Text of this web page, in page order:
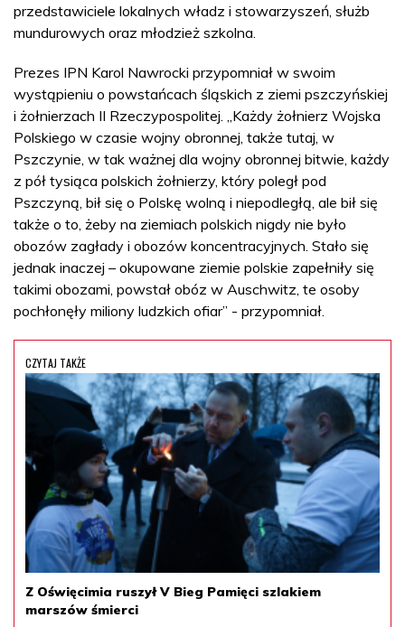
przedstawiciele lokalnych władz i stowarzyszeń, służb
mundurowych oraz młodzież szkolna.
Prezes IPN Karol Nawrocki przypomniał w swoim
wystąpieniu o powstańcach śląskich z ziemi pszczyńskiej
i żołnierzach II Rzeczypospolitej. „Każdy żołnierz Wojska
Polskiego w czasie wojny obronnej, także tutaj, w
Pszczynie, w tak ważnej dla wojny obronnej bitwie, każdy
z pół tysiąca polskich żołnierzy, który poległ pod
Pszczyną, bił się o Polskę wolną i niepodległą, ale bił się
także o to, żeby na ziemiach polskich nigdy nie było
obozów zagłady i obozów koncentracyjnych. Stało się
jednak inaczej – okupowane ziemie polskie zapełniły się
takimi obozami, powstał obóz w Auschwitz, te osoby
pochłonęły miliony ludzkich ofiar” - przypomniał.
CZYTAJ TAKŻE
Z Oświęcimia ruszył V Bieg Pamięci szlakiem
marszów śmierci